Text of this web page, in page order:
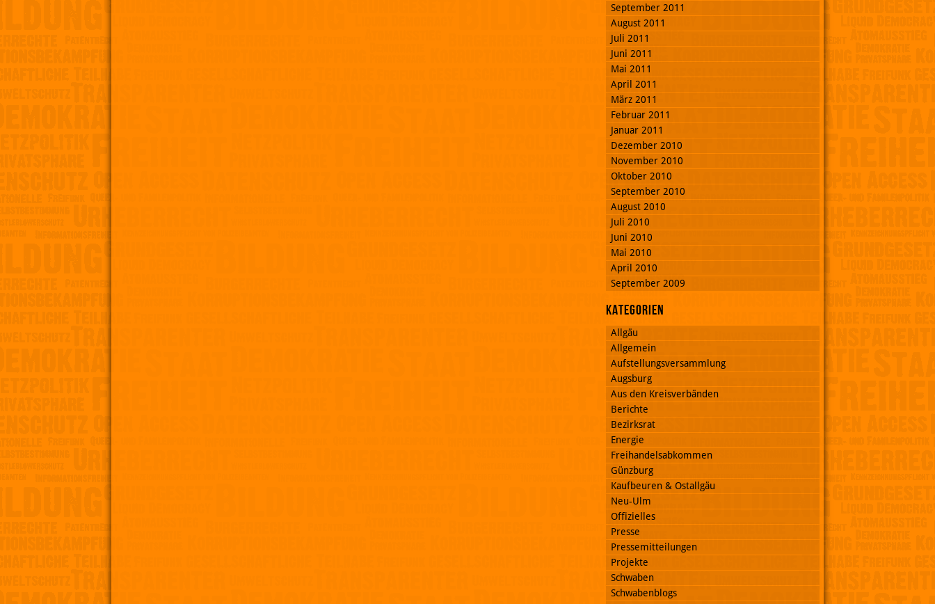
September 2011
August 2011
Juli 2011
Juni 2011
Mai 2011
April 2011
März 2011
Februar 2011
Januar 2011
Dezember 2010
November 2010
Oktober 2010
September 2010
August 2010
Juli 2010
Juni 2010
Mai 2010
April 2010
September 2009
Kategorien
Allgäu
Allgemein
Aufstellungsversammlung
Augsburg
Aus den Kreisverbänden
Berichte
Bezirksrat
Energie
Freihandelsabkommen
Günzburg
Kaufbeuren & Ostallgäu
Neu-Ulm
Offizielles
Presse
Pressemitteilungen
Projekte
Schwaben
Schwabenblogs